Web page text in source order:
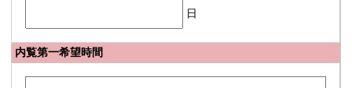
日
内覧第一希望時間